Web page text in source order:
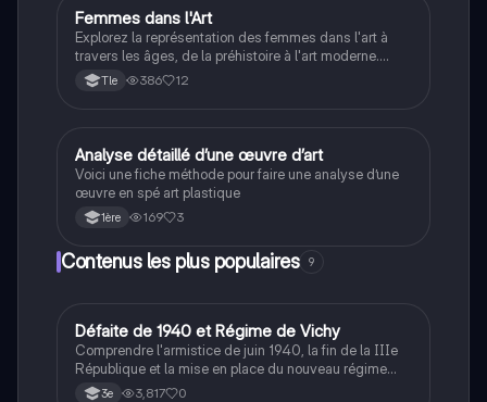
en littérature et théâtre.
Cinéma
Femmes dans l'Art
Explorez la représentation des femmes dans l'art à
travers les âges, de la préhistoire à l'art moderne.
Cette carte mentale aborde des thèmes clés tels que
la féminité, le regard masculin, et les figures
ce contenu met en lumière les enjeux de la condition
féminine et les mouvements pour les droits des
femmes.
Tle 386 12
Cinéma
Analyse détaillé d’une œuvre d’art
Voici une fiche méthode pour faire une analyse d’une
œuvre en spé art plastique
1ère 169 3
Contenus les plus populaires 9
DHistoire
Défaite de 1940 et Régime de Vichy
Comprendre l'armistice de juin 1940, la fin de la IIIe
République et la mise en place du nouveau régime
autoritaire de Philippe Pétain.
3e 3,817 0